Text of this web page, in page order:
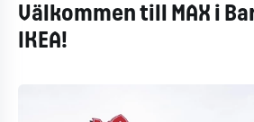
Välkommen till MAX i
IKEA!